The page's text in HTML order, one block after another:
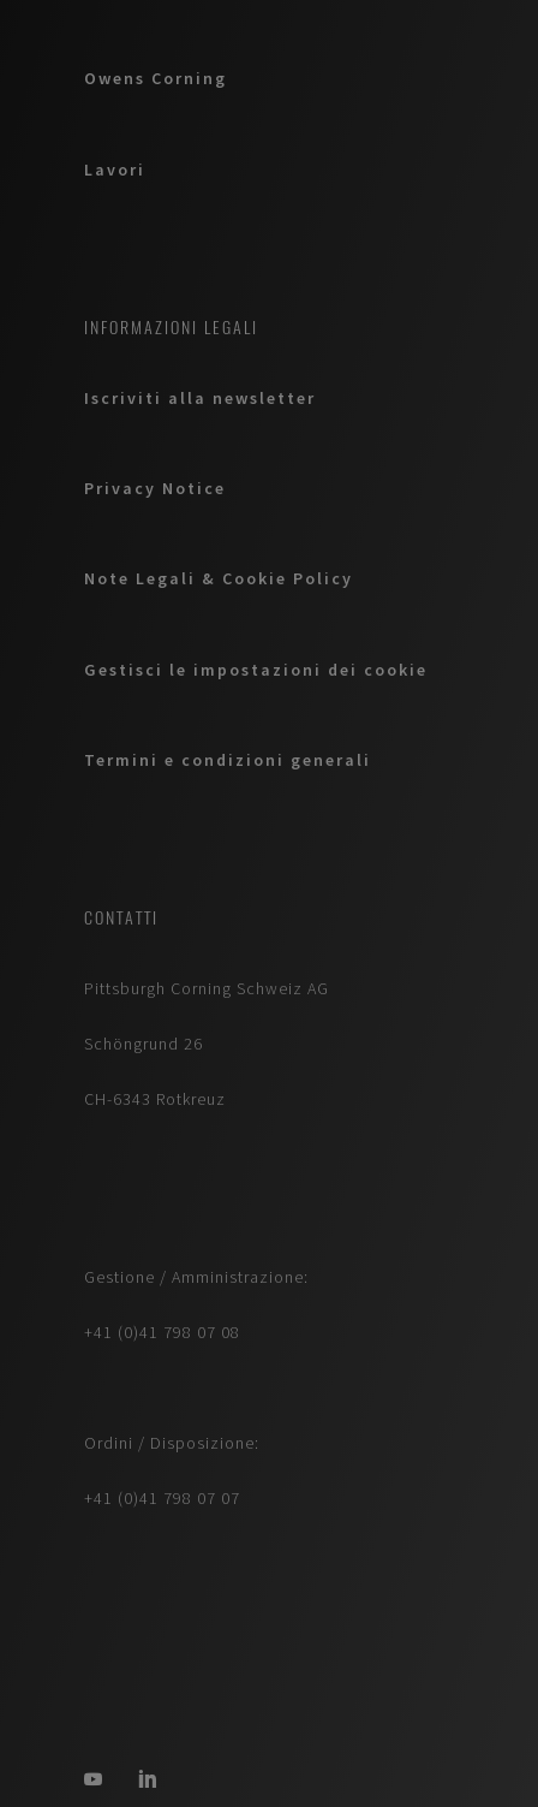
Owens Corning
Lavori
INFORMAZIONI LEGALI
Iscriviti alla newsletter
Privacy Notice
Note Legali & Cookie Policy
Gestisci le impostazioni dei cookie
Termini e condizioni generali
CONTATTI
Pittsburgh Corning Schweiz AG
Schöngrund 26
CH-6343 Rotkreuz
Gestione / Amministrazione:
+41 (0)41 798 07 08
Ordini / Disposizione:
+41 (0)41 798 07 07